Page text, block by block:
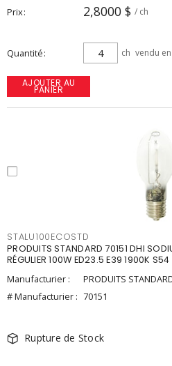
Prix 2,8000 $ / ch
Quantité ch vendu
AJOUTER AU
PANIER
STALU100ECOSTD
PRODUITS STANDARD 70151 DHI
RÉGULIER 100W ED23.5 E39 1900K S54
Manufacturier :
PRODUITS
# Manufacturier : 70151
Rupture de Stock